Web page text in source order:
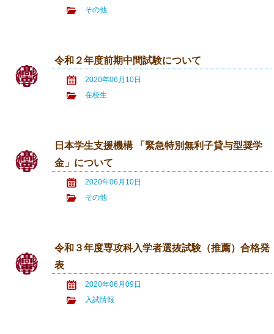
その他
令和２年度前期中間試験について
2020年06月10日
在校生
日本学生支援機構 「緊急特別無利子貸与型奨学
金」について
2020年06月10日
その他
令和３年度専攻科入学者選抜試験（推薦）合格発
表
2020年06月09日
入試情報